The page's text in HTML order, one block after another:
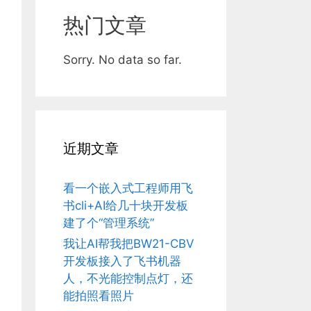
热门文章
Sorry. No data so far.
近期文章
看一个嵌入式工程师用飞
书cli+AI给几十块开发板
建了个“管理系统”
我让AI帮我把BW21-CBV
开发板接入了飞书机器
人，不光能控制点灯，还
能拍照看照片